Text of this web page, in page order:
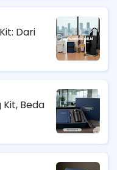
Dari
Beda